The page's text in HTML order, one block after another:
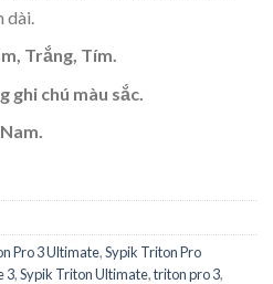
Trắng, Tím.
ghi chú màu sắc.
Pro 3 Ultimate,Sypik Triton Pro
3,Sypik Triton Ultimate,triton pro 3,